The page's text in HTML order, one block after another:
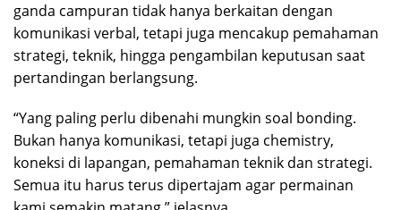
ganda campuran tidak hanya berkaitan dengan
komunikasi verbal, tetapi juga mencakup pemahaman
strategi, teknik, hingga pengambilan keputusan saat
pertandingan berlangsung.
“Yang paling perlu dibenahi mungkin soal bonding.
Bukan hanya komunikasi, tetapi juga chemistry,
koneksi di lapangan, pemahaman teknik dan strategi.
Semua itu harus terus dipertajam agar permainan